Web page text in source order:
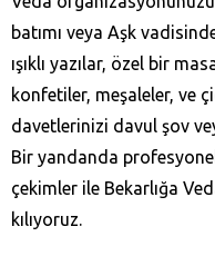
batımı veya Aşk
ışıklı yazılar, özel bir
konfetiler, meşaleler, ve
davetlerinizi davul şov
Bir yandanda
çekimler ile Bekarlığa
kılıyoruz.